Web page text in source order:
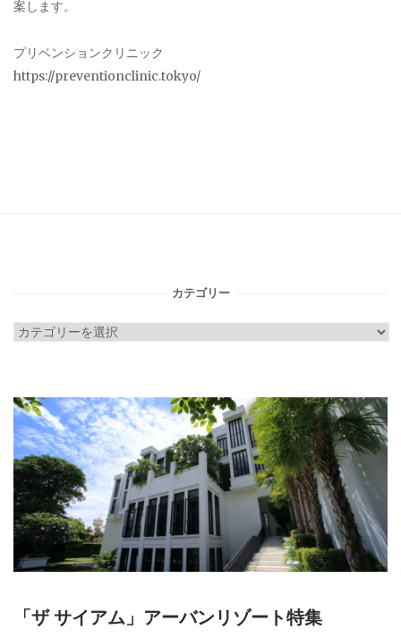
案します。
プリベンションクリニック
https://preventionclinic.tokyo/
カテゴリー
カ
リ
ー
「ザ サイアム」アーバンリゾート特集